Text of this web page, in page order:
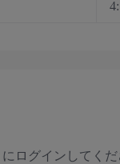
にログインしてくだ